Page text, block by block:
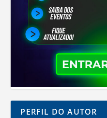
PERFIL DO AUTOR